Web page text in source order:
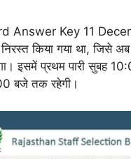
Answer Key 11
किया गया था, जिसे
इसमें प्रथम पारी सुबह
बजे तक रहेगी।